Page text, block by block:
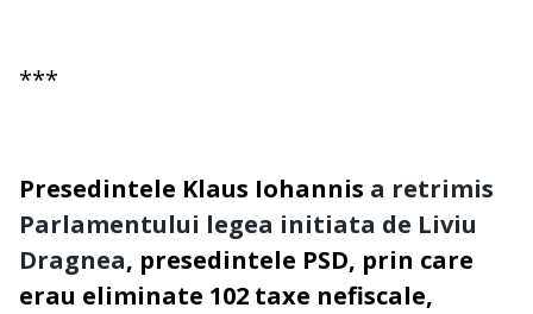
***
Presedintele Klaus Iohannis a retrimis
Parlamentului legea initiata de Liviu
Dragnea, presedintele PSD, prin care
erau eliminate 102 taxe nefiscale,